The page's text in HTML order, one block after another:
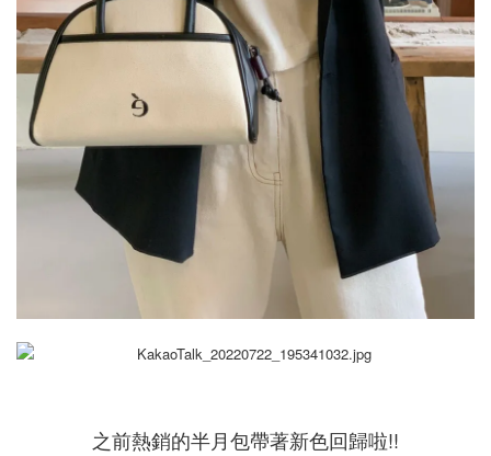
之前熱銷的半月包帶著新色回歸啦!!